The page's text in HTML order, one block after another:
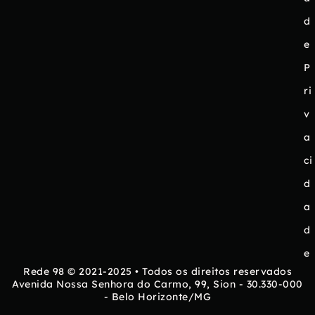
d
e
P
ri
v
a
ci
d
a
d
e
Rede 98 © 2021-2025 • Todos os direitos reservados
Avenida Nossa Senhora do Carmo, 99, Sion - 30.330-000
- Belo Horizonte/MG